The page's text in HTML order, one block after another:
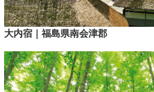
大内宿｜福島県南会津郡